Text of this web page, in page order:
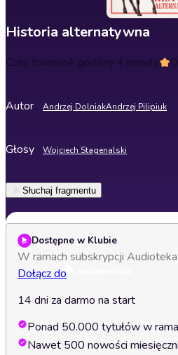
Historia alternatywna
Czas trwania4 godziny 4 minuty
Autor Andrzej DolniakAndrzej Pilipiuk
Głosy Wojciech Stagenalski
Słuchaj fragmentu
Dostępne w Klubie
W ramach subskrypcji
Dołącz do
14 dni za darmo na start
Ponad 50.000 tytułów w
Nawet 500 nowości